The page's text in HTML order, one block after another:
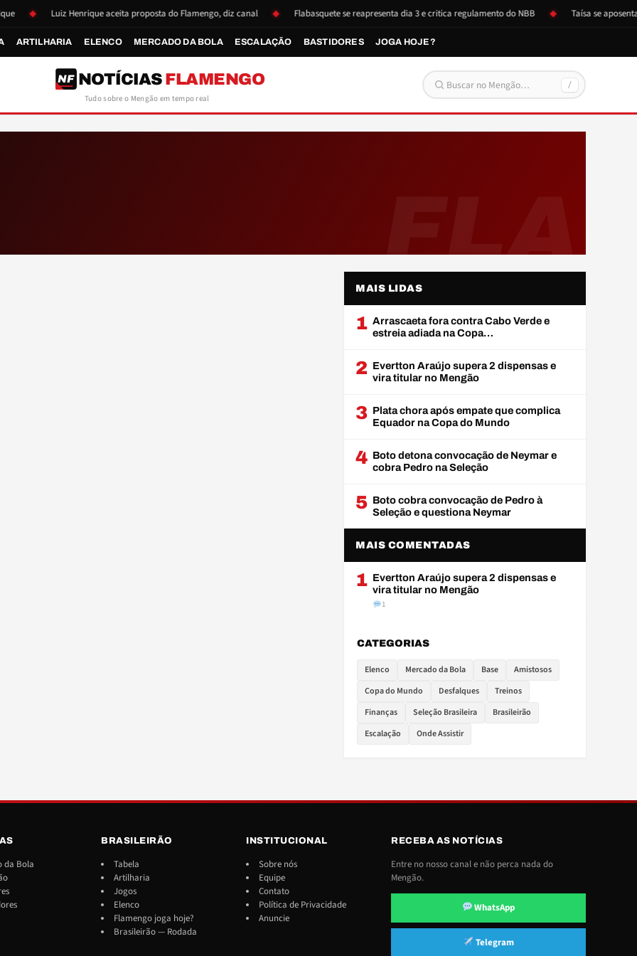
Luiz Henrique aceita proposta do Flamengo, diz canal Flabasquete se reapresenta dia 3 e critica regulamento do NBB Taísa se aposenta e
ARTILHARIA ELENCO MERCADO DA BOLA ESCALAÇÃO BASTIDORES JOGA HOJE?
NF NOTÍCIAS FLAMENGO
Tudo sobre o Mengão em tempo real Buscar por: /
FLA
MAIS LIDAS
1 Arrascaeta fora contra Cabo Verde e
estreia adiada na Copa…
2 Evertton Araújo supera 2 dispensas e
vira titular no Mengão
3 Plata chora após empate que complica
Equador na Copa do Mundo
4 Boto detona convocação de Neymar e
cobra Pedro na Seleção
5 Boto cobra convocação de Pedro à
Seleção e questiona Neymar
MAIS COMENTADAS
1 Evertton Araújo supera 2 dispensas e
vira titular no Mengão
1
CATEGORIAS
Elenco Mercado da Bola Base
Amistosos
Copa do Mundo
Desfalques
Treinos
Finanças
Seleção Brasileira
Brasileirão
Escalação
Onde Assistir
da Bola
BRASILEIRÃO
Tabela
Artilharia
Jogos
Elenco
Flamengo joga hoje?
Brasileirão — Rodada
INSTITUCIONAL
Sobre nós
Equipe
Contato
Política de Privacidade
Anuncie
RECEBA AS NOTÍCIAS
Entre no nosso canal e não perca nada do
Mengão.
WhatsApp
Telegram